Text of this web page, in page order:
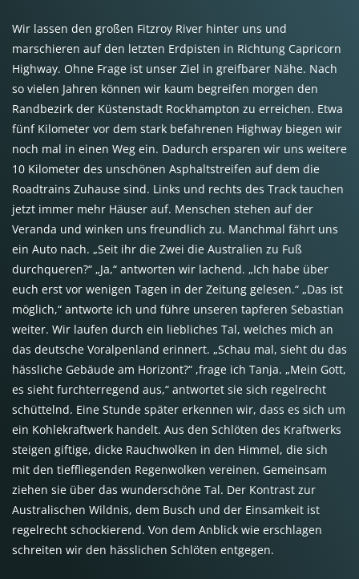
Wir lassen den großen Fitzroy River hinter uns und
marschieren auf den letzten Erdpisten in Richtung Capricorn
Highway. Ohne Frage ist unser Ziel in greifbarer Nähe. Nach
so vielen Jahren können wir kaum begreifen morgen den
Randbezirk der Küstenstadt Rockhampton zu erreichen. Etwa
fünf Kilometer vor dem stark befahrenen Highway biegen wir
noch mal in einen Weg ein. Dadurch ersparen wir uns weitere
10 Kilometer des unschönen Asphaltstreifen auf dem die
Roadtrains Zuhause sind. Links und rechts des Track tauchen
jetzt immer mehr Häuser auf. Menschen stehen auf der
Veranda und winken uns freundlich zu. Manchmal fährt uns
ein Auto nach. „Seit ihr die Zwei die Australien zu Fuß
durchqueren?“ „Ja,“ antworten wir lachend. „Ich habe über
euch erst vor wenigen Tagen in der Zeitung gelesen.“ „Das ist
möglich,“ antworte ich und führe unseren tapferen Sebastian
weiter. Wir laufen durch ein liebliches Tal, welches mich an
das deutsche Voralpenland erinnert. „Schau mal, sieht du das
hässliche Gebäude am Horizont?“ ,frage ich Tanja. „Mein Gott,
es sieht furchterregend aus,“ antwortet sie sich regelrecht
schüttelnd. Eine Stunde später erkennen wir, dass es sich um
ein Kohlekraftwerk handelt. Aus den Schlöten des Kraftwerks
steigen giftige, dicke Rauchwolken in den Himmel, die sich
mit den tieffliegenden Regenwolken vereinen. Gemeinsam
ziehen sie über das wunderschöne Tal. Der Kontrast zur
Australischen Wildnis, dem Busch und der Einsamkeit ist
regelrecht schockierend. Von dem Anblick wie erschlagen
schreiten wir den hässlichen Schlöten entgegen.